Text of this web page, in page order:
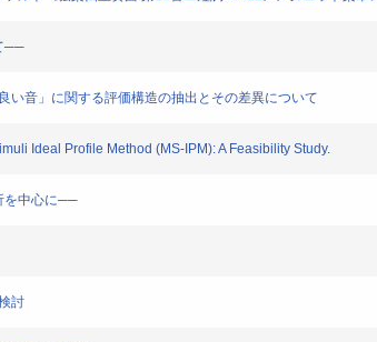
──
い音」に関する評価構造の抽出とその差異について
Ideal Profile Method (MS-IPM): A Feasibility Study.
を中心に──
討